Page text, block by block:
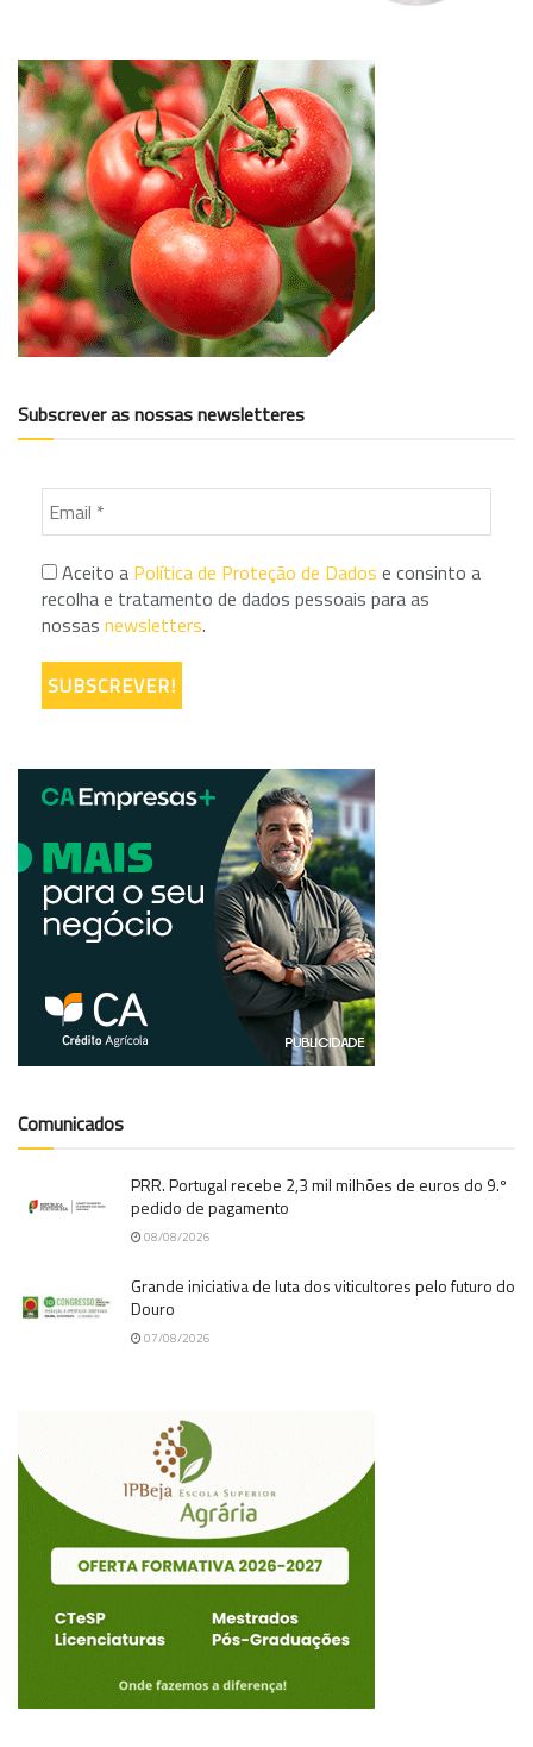
Subscrever as nossas newsletteres
Aceito a Política de Proteção de Dados e consinto a
recolha e tratamento de dados pessoais para as
nossas newsletters.
Comunicados
PRR. Portugal recebe 2,3 mil milhões de euros do 9.º
pedido de pagamento
08/08/2026
Grande iniciativa de luta dos viticultores pelo futuro do
Douro
07/08/2026